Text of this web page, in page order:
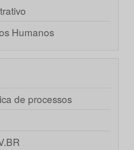
Humanos
de processos